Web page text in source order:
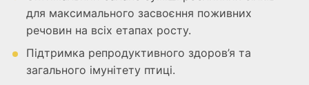
для максимального засвоєння поживних
речовин на всіх етапах росту.
Підтримка репродуктивного здоров’я та
загального імунітету птиці.